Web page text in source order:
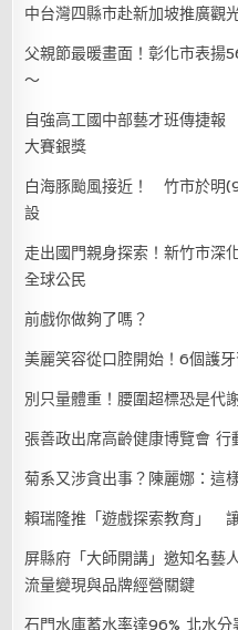
中台灣四縣市赴新加坡推廣
父親節最暖畫面！彰化市表
～
自強高工國中部藝才班傳捷
大賽銀獎
白海豚颱風接近！ 竹市於明
設
走出國門親身探索！新竹市
全球公民
前戲你做夠了嗎？
美麗笑容從口腔開始！6個護
別只量體重！腰圍超標恐是
張善政出席高齡健康博覽會 行
菊系又涉貪出事？陳麗娜：這
賴瑞隆推「遊戲探索教育」
屏縣府「大師開講」邀知名
流量變現與品牌經營關鍵
石門水庫蓄水率達96% 北水